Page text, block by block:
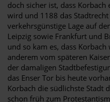
doch sicher ist, dass
wird und 1188 das
verkehrsgünstige Lage auf
Leipzig sowie Frankfurt und
und so kam es, dass
anderem vom späteren
der damaligen
das Enser Tor bis heute
Korbach die südlichste Stadt
schon früh zum